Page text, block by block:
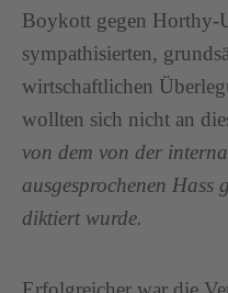
Boykott gegen Horthy-
sympathisierten,
wirtschaftlichen
wollten sich nicht an
von dem von der
ausgesprochenen Hass
diktiert wurde.